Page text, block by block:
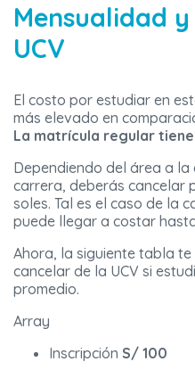
Mensualidad
UCV
El costo por estudiar en
más elevado en
La matrícula regular
Dependiendo del área a la
carrera, deberás cancelar
soles. Tal es el caso de la
puede llegar a costar
Ahora, la siguiente tabla
cancelar de la UCV si
promedio.
Array
Inscripción S/ 100